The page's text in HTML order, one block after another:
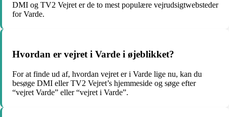
DMI og TV2 Vejret er de to mest populære vejrudsigtwebsteder
for Varde.
Hvordan er vejret i Varde i øjeblikket?
For at finde ud af, hvordan vejret er i Varde lige nu, kan du
besøge DMI eller TV2 Vejret’s hjemmeside og søge efter
“vejret Varde” eller “vejret i Varde”.